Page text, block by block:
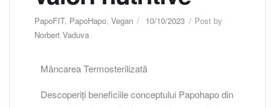
PapoFIT, PapoHapo, Vegan 10/10/2023
Post by
Norbert Vaduva
Mâncarea Termosterilizată
Descoperiți beneficiile conceptului Papohapo din